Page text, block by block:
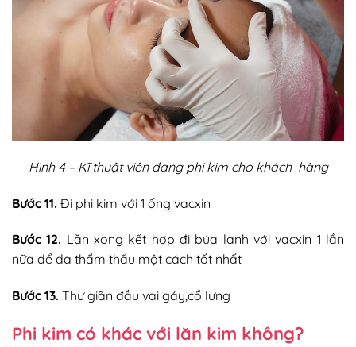
Hình 4 – Kĩ thuật viên đang phi kim cho khách hàng
Bước 11. Đi phi kim với 1 ống vacxin
Bước 12. Lăn xong kết hợp đi búa lạnh với vacxin 1 lần
nữa để da thẩm thấu một cách tốt nhất
Bước 13. Thư giãn đầu vai gáy,cổ lưng
Phi kim có khác với lăn kim không?